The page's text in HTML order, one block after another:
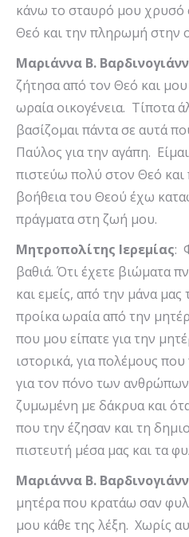
κάνω το σταυρό μου χρυσό
Θεό και την πληρωμή στην
Μαριάννα Β.
ζήτησα από τον Θεό και
ωραία οικογένεια. Τίποτα
βασίζομαι πάντα σε αυτά
Παύλος για την αγάπη.
πιστεύω πολύ στον Θεό και
βοήθεια του Θεού έχω
πράγματα στη ζωή μου.
Μητροπολίτης Ιερεμίας:
βαθιά. Ότι έχετε βιώματα
και εμείς, από την μάνα
προίκα ωραία από την
που μου είπατε για την
ιστορικά, για πολέμους
για τον πόνο των
ζυμωμένη με δάκρυα και
που την έζησαν και τη
πιστευτή μέσα μας και τα
Μαριάννα Β.
μητέρα που κρατάω σαν
μου κάθε της λέξη. Χωρίς